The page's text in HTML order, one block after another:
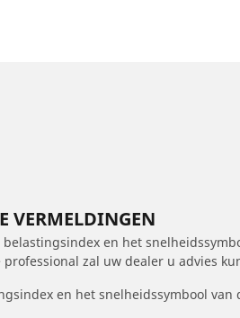
VERMELDINGEN
belastingsindex en het
zal uw dealer u advies
en het snelheidssymbool